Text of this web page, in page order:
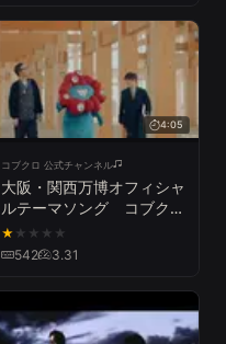
4:05
コブクロ 公式チャンネル
大阪・関西万博オフィシャ
ルテーマソング コブクロ
「この地球の続きを」
MUSIC VIDEO ～
★ ★ ★ ★ ★
542 3.31